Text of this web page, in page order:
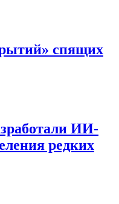
спящих
ИИ-
редких